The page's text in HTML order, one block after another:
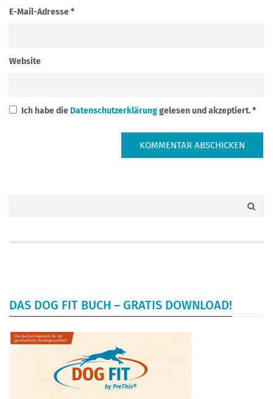
E-Mail-Adresse*
Website
Ich habe dieDatenschutzerklärunggelesen und akzeptiert.*
DAS DOG FIT BUCH – GRATIS DOWNLOAD!